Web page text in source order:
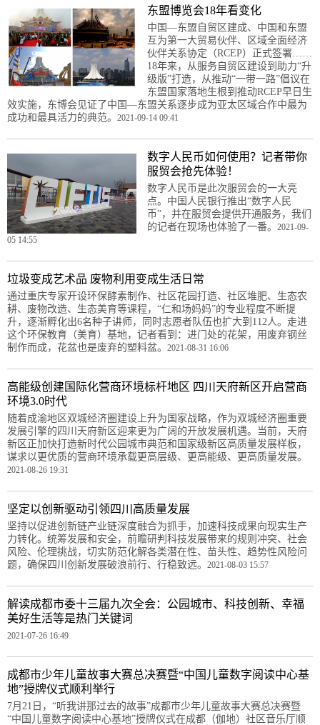
东盟博览会18年看变化
中国—东盟自贸区建成、中国和东盟
互为第一大贸易伙伴、区域全面经济
伙伴关系协定（RCEP）正式签署……
18年来，从服务自贸区建设到助力“升
级版”打造，从推动“一带一路”倡议在
东盟国家落地生根到推动RCEP早日生
效实施，东博会见证了中国—东盟关系逐步成为亚太区域合作中最为
成功和最具活力的典范。 2021-09-14 09:41
数字人民币如何使用？记者带你
服贸会抢先体验！
数字人民币是此次服贸会的一大亮
点。中国人民银行推出“数字人民
币”，并在服贸会提供开通服务，我们
的记者在现场也体验了一番。 2021-09-
05 14:55
垃圾变成艺术品 废物利用变成生活日常
通过重庆专家开设环保酵素制作、社区花园打造、社区堆肥、生态农
耕、废物改造、生态美育等课程，“仁和场妈妈”的专业程度不断提
升，逐渐孵化出6名种子讲师，同时志愿者队伍也扩大到112人。走进
这个环保教育（美育）基地，记者看到：进门处的花架，用废弃钢丝
制作而成，花盆也是废弃的塑料盆。 2021-08-31 16:06
高能级创建国际化营商环境标杆地区 四川天府新区开启营商
环境3.0时代
随着成渝地区双城经济圈建设上升为国家战略，作为双城经济圈重要
发展引擎的四川天府新区迎来更为广阔的开放发展机遇。当前，天府
新区正加快打造新时代公园城市典范和国家级新区高质量发展样板，
谋求以更优质的营商环境承载更高层级、更高能级、更高质量发展。
2021-08-26 19:31
坚定以创新驱动引领四川高质量发展
坚持以促进创新链产业链深度融合为抓手，加速科技成果向现实生产
力转化。统筹发展和安全，前瞻研判科技发展带来的规则冲突、社会
风险、伦理挑战，切实防范化解各类潜在性、苗头性、趋势性风险问
题，确保四川创新发展破浪前行、行稳致远。 2021-08-03 15:57
解读成都市委十三届九次全会：公园城市、科技创新、幸福
美好生活等是热门关键词
2021-07-26 16:49
成都市少年儿童故事大赛总决赛暨“中国儿童数字阅读中心基
地”授牌仪式顺利举行
7月21日，“听我讲那过去的故事”成都市少年儿童故事大赛总决赛暨
“中国儿童数字阅读中心基地”授牌仪式在成都（伽地）社区音乐厅顺